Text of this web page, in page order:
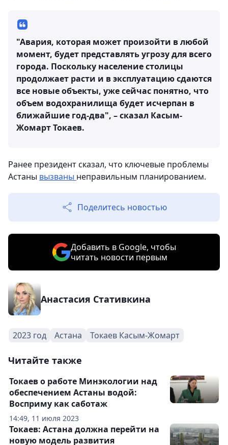
"Авария, которая может произойти в любой
момент, будет представлять угрозу для всего
города. Поскольку население столицы
продолжает расти и в эксплуатацию сдаются
все новые объекты, уже сейчас понятно, что
объем водохранилища будет исчерпан в
ближайшие год-два", – сказал Касым-
Жомарт Токаев.
Ранее президент сказал, что ключевые проблемы
Астаны вызваны неправильным планированием.
Поделитесь новостью
Добавить в Google, чтобы
читать новости первым
Анастасия Стативкина
2023 год Астана Токаев Касым-Жомарт
Читайте также
14:49, 11 июля 2023
Токаев о работе Минэкологии над
обеспечением Астаны водой:
Восприму как саботаж
Токаев: Астана должна перейти на
новую модель развития